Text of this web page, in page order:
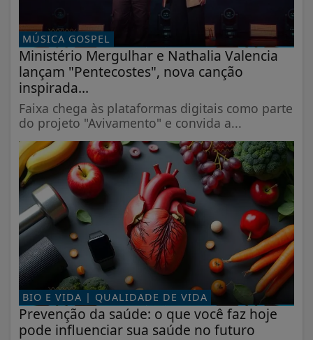
MÚSICA GOSPEL
Ministério Mergulhar e Nathalia Valencia
lançam "Pentecostes", nova canção
inspirada...
Faixa chega às plataformas digitais como parte
do projeto "Avivamento" e convida a...
BIO E VIDA | QUALIDADE DE VIDA
Prevenção da saúde: o que você faz hoje
pode influenciar sua saúde no futuro